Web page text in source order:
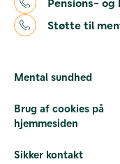
Støtte til
Mental sundhed
Brug af cookies på
hjemmesiden
Sikker kontakt